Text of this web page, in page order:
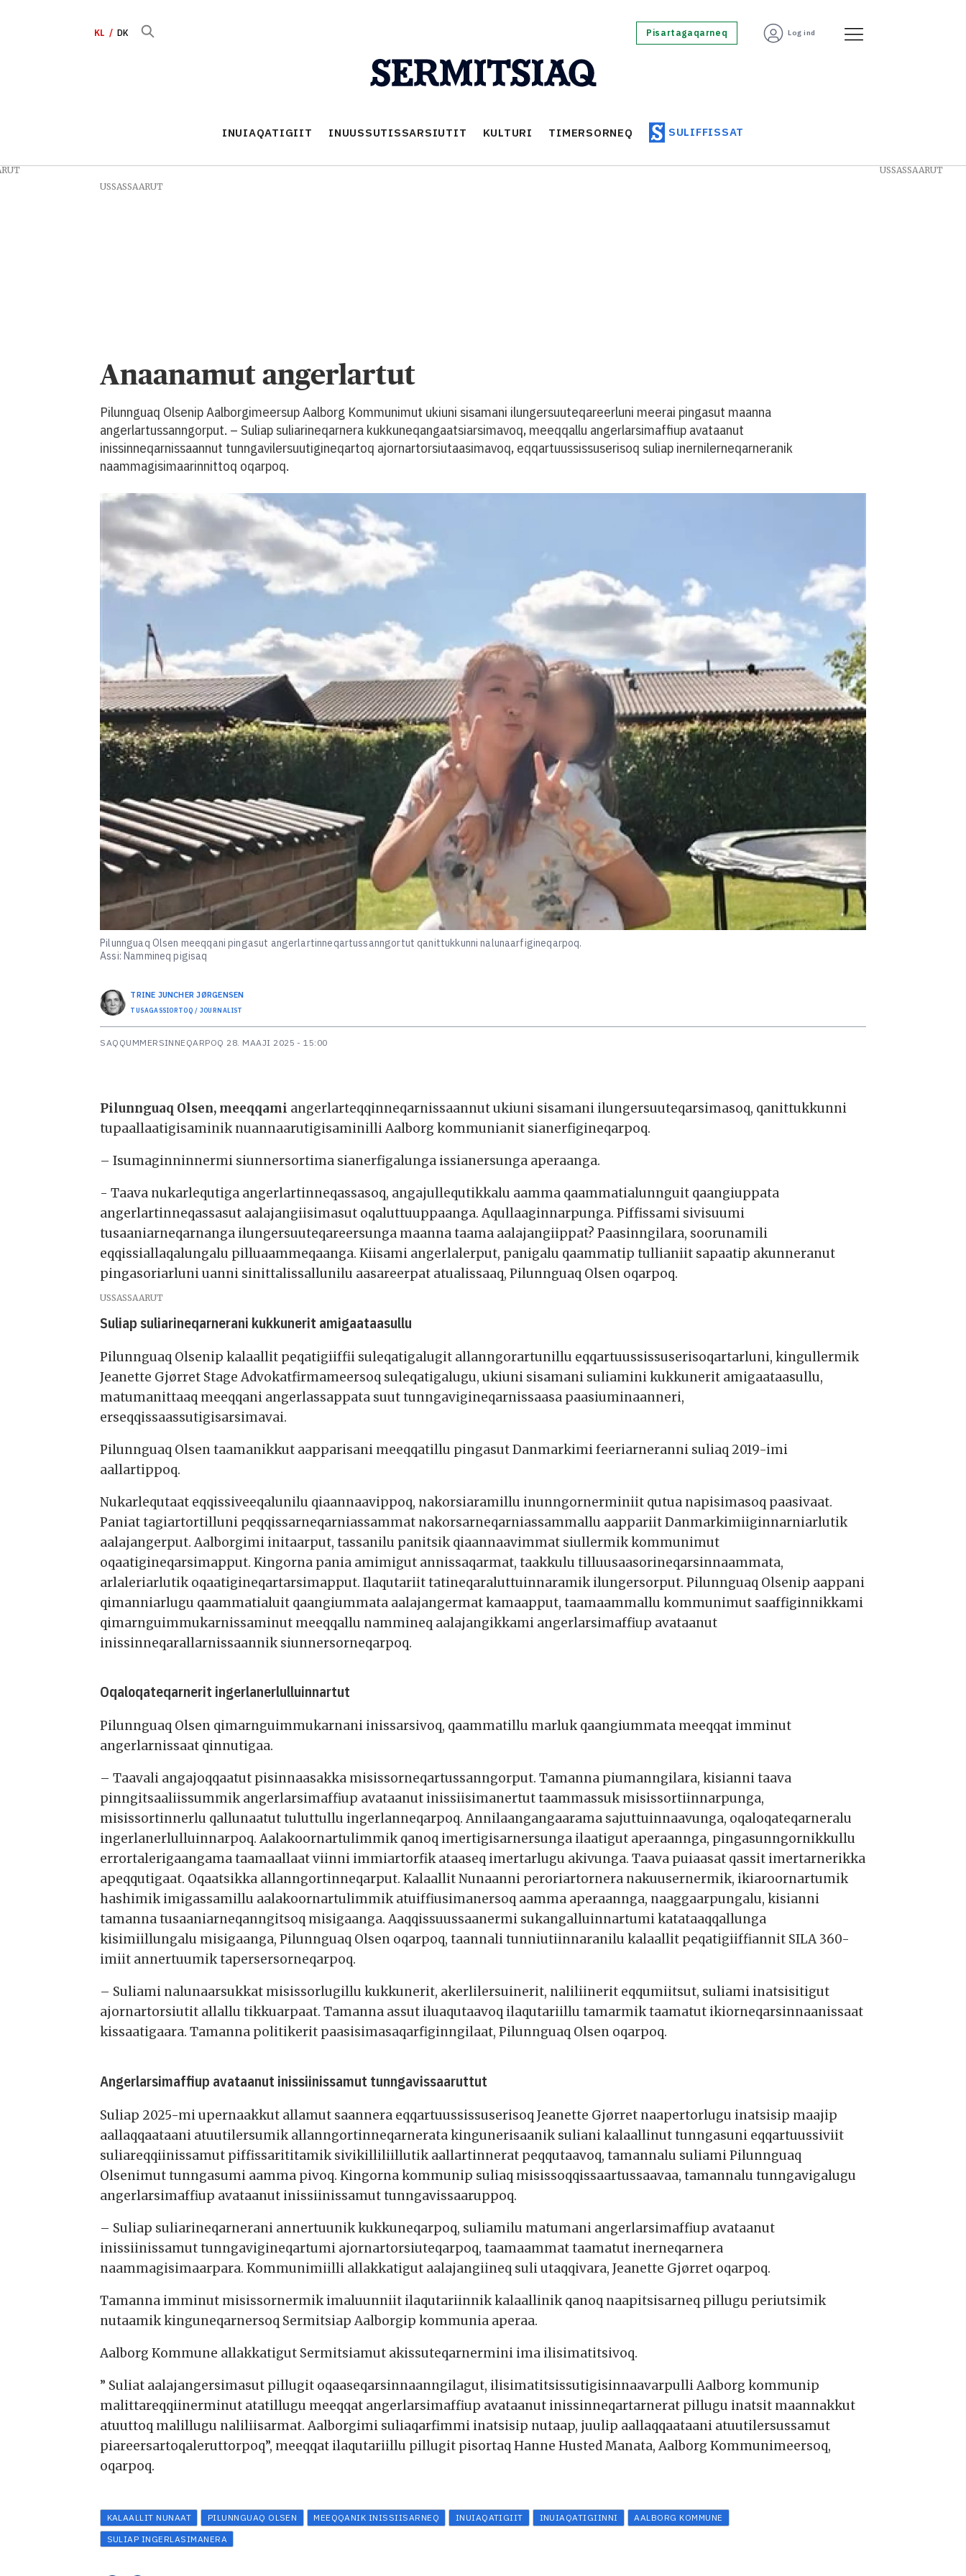
KL DK Pisartagaqarneq Log ind
INUIAQATIGIIT INUUSSUTISSARSIUTIT KULTURI TIMERSORNEQ SULIFFISSAT
USSASSAARUT
Anaanamut angerlartut
Pilunnguaq Olsenip Aalborgimeersup Aalborg Kommunimut ukiuni sisamani ilungersuuteqareerluni meerai pingasut maanna
angerlartussanngorput. – Suliap suliarineqarnera kukkuneqangaatsiarsimavoq, meeqqallu angerlarsimaffiup avataanut
inissinneqarnissaannut tunngavilersuutigineqartoq ajornartorsiutaasimavoq, eqqartuussissuserisoq suliap inernilerneqarneranik
naammagisimaarinnittoq oqarpoq.
Pilunnguaq Olsen meeqqani pingasut angerlartinneqartussanngortut qanittukkunni nalunaarfigineqarpoq.
Assi: Nammineq pigisaq
TRINE JUNCHER JØRGENSEN
TUSAGASSIORTOQ / JOURNALIST
SAQQUMMERSINNEQARPOQ 28. MAAJI 2025 - 15:00
Pilunnguaq Olsen, meeqqami angerlarteqqinneqarnissaannut ukiuni sisamani ilungersuuteqarsimasoq, qanittukkunni
tupaallaatigisaminik nuannaarutigisaminilli Aalborg kommunianit sianerfigineqarpoq.
– Isumaginninnermi siunnersortima sianerfigalunga issianersunga aperaanga.
- Taava nukarlequtiga angerlartinneqassasoq, angajullequtikkalu aamma qaammatialunnguit qaangiuppata
angerlartinneqassasut aalajangiisimasut oqaluttuuppaanga. Aqullaaginnarpunga. Piffissami sivisuumi
tusaaniarneqarnanga ilungersuuteqareersunga maanna taama aalajangiippat? Paasinngilara, soorunamili
eqqissiallaqalungalu pilluaammeqaanga. Kiisami angerlalerput, panigalu qaammatip tullianiit sapaatip akunneranut
pingasoriarluni uanni sinittalissallunilu aasareerpat atualissaaq, Pilunnguaq Olsen oqarpoq.
USSASSAARUT
Suliap suliarineqarnerani kukkunerit amigaataasullu
Pilunnguaq Olsenip kalaallit peqatigiiffii suleqatigalugit allanngorartunillu eqqartuussissuserisoqartarluni, kingullermik
Jeanette Gjørret Stage Advokatfirmameersoq suleqatigalugu, ukiuni sisamani suliamini kukkunerit amigaataasullu,
matumanittaaq meeqqani angerlassappata suut tunngavigineqarnissaasa paasiuminaanneri,
erseqqissaassutigisarsimavai.
Pilunnguaq Olsen taamanikkut aapparisani meeqqatillu pingasut Danmarkimi feeriarneranni suliaq 2019-imi
aallartippoq.
Nukarlequtaat eqqissiveeqalunilu qiaannaavippoq, nakorsiaramillu inunngornerminiit qutua napisimasoq paasivaat.
Paniat tagiartortilluni peqqissarneqarniassammat nakorsarneqarniassammallu aappariit Danmarkimiiginnarniarlutik
aalajangerput. Aalborgimi initaarput, tassanilu panitsik qiaannaavimmat siullermik kommunimut
oqaatigineqarsimapput. Kingorna pania amimigut annissaqarmat, taakkulu tilluusaasorineqarsinnaammata,
arlaleriarlutik oqaatigineqartarsimapput. Ilaqutariit tatineqaraluttuinnaramik ilungersorput. Pilunnguaq Olsenip aappani
qimanniarlugu qaammatialuit qaangiummata aalajangermat kamaapput, taamaammallu kommunimut saaffiginnikkami
qimarnguimmukarnissaminut meeqqallu nammineq aalajangikkami angerlarsimaffiup avataanut
inissinneqarallarnissaannik siunnersorneqarpoq.
Oqaloqateqarnerit ingerlanerlulluinnartut
Pilunnguaq Olsen qimarnguimmukarnani inissarsivoq, qaammatillu marluk qaangiummata meeqqat imminut
angerlarnissaat qinnutigaa.
– Taavali angajoqqaatut pisinnaasakka misissorneqartussanngorput. Tamanna piumanngilara, kisianni taava
pinngitsaaliissummik angerlarsimaffiup avataanut inissiisimanertut taammassuk misissortiinnarpunga,
misissortinnerlu qallunaatut tuluttullu ingerlanneqarpoq. Annilaangangaarama sajuttuinnaavunga, oqaloqateqarneralu
ingerlanerlulluinnarpoq. Aalakoornartulimmik qanoq imertigisarnersunga ilaatigut aperaannga, pingasunngornikkullu
errortalerigaangama taamaallaat viinni immiartorfik ataaseq imertarlugu akivunga. Taava puiaasat qassit imertarnerikka
apeqqutigaat. Oqaatsikka allanngortinneqarput. Kalaallit Nunaanni peroriartornera nakuusernermik, ikiaroornartumik
hashimik imigassamillu aalakoornartulimmik atuiffiusimanersoq aamma aperaannga, naaggaarpungalu, kisianni
tamanna tusaaniarneqanngitsoq misigaanga. Aaqqissuussaanermi sukangalluinnartumi katataaqqallunga
kisimiillungalu misigaanga, Pilunnguaq Olsen oqarpoq, taannali tunniutiinnaranilu kalaallit peqatigiiffiannit SILA 360-
imiit annertuumik tapersersorneqarpoq.
– Suliami nalunaarsukkat misissorlugillu kukkunerit, akerlilersuinerit, naliliinerit eqqumiitsut, suliami inatsisitigut
ajornartorsiutit allallu tikkuarpaat. Tamanna assut iluaqutaavoq ilaqutariillu tamarmik taamatut ikiorneqarsinnaanissaat
kissaatigaara. Tamanna politikerit paasisimasaqarfiginngilaat, Pilunnguaq Olsen oqarpoq.
Angerlarsimaffiup avataanut inissiinissamut tunngavissaaruttut
Suliap 2025-mi upernaakkut allamut saannera eqqartuussissuserisoq Jeanette Gjørret naapertorlugu inatsisip maajip
aallaqqaataani atuutilersumik allanngortinneqarnerata kingunerisaanik suliani kalaallinut tunngasuni eqqartuussiviit
suliareqqiinissamut piffissarititamik sivikilliliillutik aallartinnerat peqqutaavoq, tamannalu suliami Pilunnguaq
Olsenimut tunngasumi aamma pivoq. Kingorna kommunip suliaq misissoqqissaartussaavaa, tamannalu tunngavigalugu
angerlarsimaffiup avataanut inissiinissamut tunngavissaaruppoq.
– Suliap suliarineqarnerani annertuunik kukkuneqarpoq, suliamilu matumani angerlarsimaffiup avataanut
inissiinissamut tunngavigineqartumi ajornartorsiuteqarpoq, taamaammat taamatut inerneqarnera
naammagisimaarpara. Kommunimiilli allakkatigut aalajangiineq suli utaqqivara, Jeanette Gjørret oqarpoq.
Tamanna imminut misissornermik imaluunniit ilaqutariinnik kalaallinik qanoq naapitsisarneq pillugu periutsimik
nutaamik kinguneqarnersoq Sermitsiap Aalborgip kommunia aperaa.
Aalborg Kommune allakkatigut Sermitsiamut akissuteqarnermini ima ilisimatitsivoq.
” Suliat aalajangersimasut pillugit oqaaseqarsinnaanngilagut, ilisimatitsissutigisinnaavarpulli Aalborg kommunip
malittareqqiinerminut atatillugu meeqqat angerlarsimaffiup avataanut inissinneqartarnerat pillugu inatsit maannakkut
atuuttoq malillugu naliliisarmat. Aalborgimi suliaqarfimmi inatsisip nutaap, juulip aallaqqaataani atuutilersussamut
piareersartoqaleruttorpoq”, meeqqat ilaqutariillu pillugit pisortaq Hanne Husted Manata, Aalborg Kommunimeersoq,
oqarpoq.
KALAALLIT NUNAAT PILUNNGUAQ OLSEN MEEQQANIK INISSIISARNEQ INUIAQATIGIIT INUIAQATIGIINNI
AALBORG KOMMUNE
SULIAP INGERLASIMANERA
USSASSAARUT